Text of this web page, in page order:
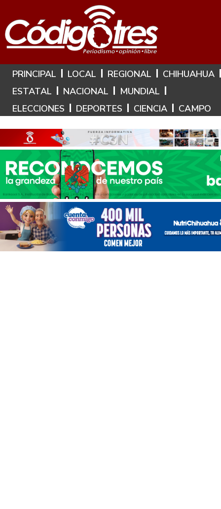
Hoy es: 10 de Agosto de 2026
PRINCIPAL LOCAL REGIONAL
CHIHUAHUA
ESTATAL
NACIONAL
MUNDIAL
ELECCIONES
DEPORTES CIENCIA CAMPO